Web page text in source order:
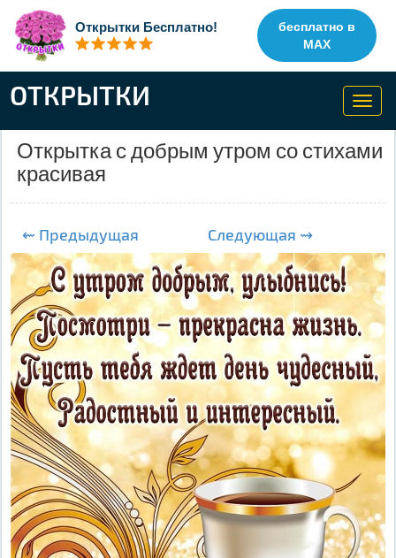
Открытки Бесплатно!
бесплатно в
MAX
ОТКРЫТКИ
Открытка с добрым утром со стихами
красивая
⇜ Предыдущая Следующая ⇝